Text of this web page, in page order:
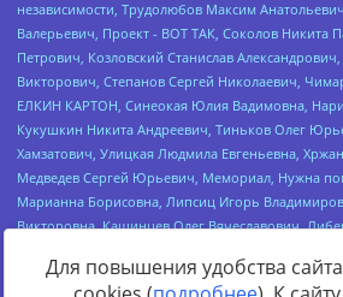
Для повышения удобства